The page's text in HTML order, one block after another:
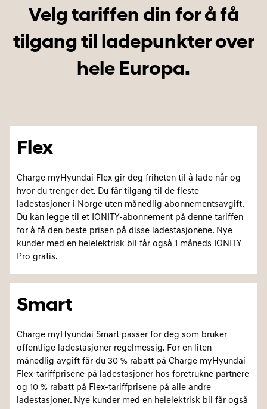
Velg tariffen din for å få
tilgang til ladepunkter over
hele Europa.
Flex
Charge myHyundai Flex gir deg friheten til å lade når og
hvor du trenger det. Du får tilgang til de fleste
ladestasjoner i Norge uten månedlig abonnementsavgift.
Du kan legge til et IONITY-abonnement på denne tariffen
for å få den beste prisen på disse ladestasjonene. Nye
kunder med en helelektrisk bil får også 1 måneds IONITY
Pro gratis.
Smart
Charge myHyundai Smart passer for deg som bruker
offentlige ladestasjoner regelmessig. For en liten
månedlig avgift får du 30 % rabatt på Charge myHyundai
Flex-tariffprisene på ladestasjoner hos foretrukne partnere
og 10 % rabatt på Flex-tariffprisene på alle andre
ladestasjoner. Nye kunder med en helelektrisk bil får også